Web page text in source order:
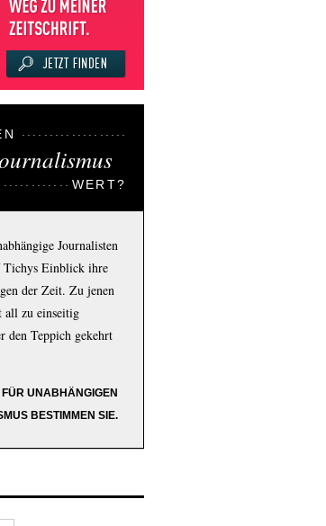
WERT?
Journalisten
Tichys Einblick ihre
der Zeit. Zu jenen
all zu einseitig
den Teppich gekehrt
FÜR UNABHÄNGIGEN
BESTIMMEN SIE.